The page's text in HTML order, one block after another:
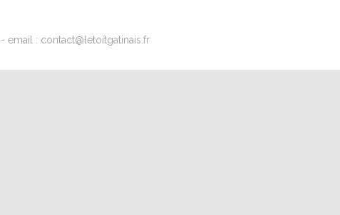
email : contact@letoitgatinais.fr